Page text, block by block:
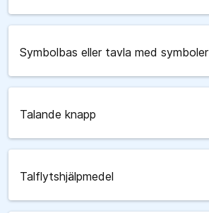
Symbolbas eller tavla med symboler
Talande knapp
Talflytshjälpmedel